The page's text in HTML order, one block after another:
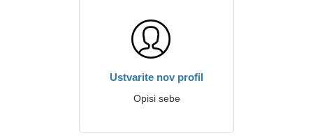
Ustvarite nov profil
Opisi sebe